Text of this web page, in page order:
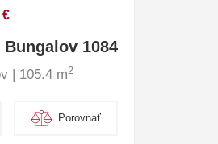
€
1084
| 105.4 m2
Porovnať